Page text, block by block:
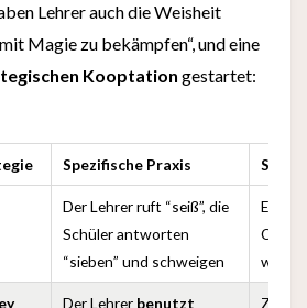
Lehrer auch die Weisheit
Magie zu bekämpfen“, und eine
Kooptation gestartet:
Spezifische Praxis
Der Lehrer ruft “seiß”, die
Schüler antworten
“sieben” und schweigen
Eine
wie
Der Lehrer benutzt